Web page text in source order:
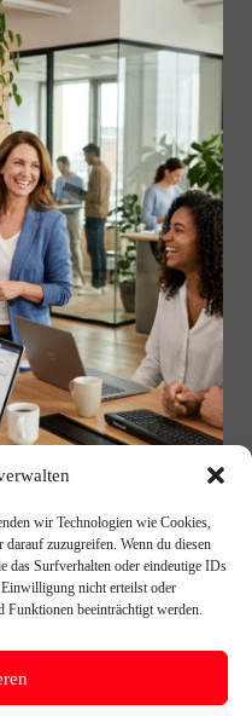
wir Technologien wie Cookies,
zuzugreifen. Wenn du diesen
das Surfverhalten oder eindeutige IDs
Einwilligung nicht erteilst oder
Funktionen beeinträchtigt werden.
ist kein
es beschreibt
dem Kauf einer…
2026